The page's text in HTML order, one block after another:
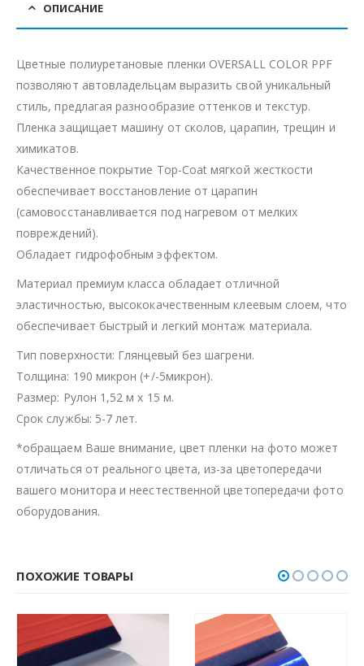
ОПИСАНИЕ
Цветные полиуретановые пленки OVERSALL COLOR PPF
позволяют автовладельцам выразить свой уникальный
стиль, предлагая разнообразие оттенков и текстур.
Пленка защищает машину от сколов, царапин, трещин и
химикатов.
Качественное покрытие Top-Coat мягкой жесткости
обеспечивает восстановление от царапин
(самовосстанавливается под нагревом от мелких
повреждений).
Обладает гидрофобным эффектом.
Материал премиум класса обладает отличной
эластичностью, высококачественным клеевым слоем, что
обеспечивает быстрый и легкий монтаж материала.
Тип поверхности: Глянцевый без шагрени.
Толщина: 190 микрон (+/-5микрон).
Размер: Рулон 1,52 м х 15 м.
Срок службы: 5-7 лет.
*обращаем Ваше внимание, цвет пленки на фото может
отличаться от реального цвета, из-за цветопередачи
вашего монитора и неестественной цветопередачи фото
оборудования.
ПОХОЖИЕ ТОВАРЫ